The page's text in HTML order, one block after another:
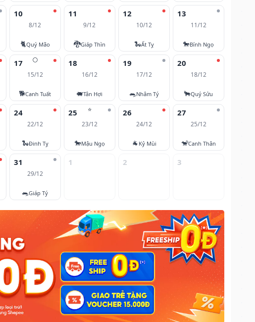
10
8/12
🐈Quý Mão
11
9/12
🐉Giáp Thìn
12
10/12
🐍Ất Tỵ
13
11/12
🐎Bính Ngọ
🌕
17
15/12
🐕Canh Tuất
18
16/12
🐖Tân Hợi
19
17/12
🐀Nhâm Tý
20
18/12
🐂Quý Sửu
24
22/12
🐍Đinh Tỵ
⭐
25
23/12
🐎Mậu Ngọ
26
24/12
🐐 Kỷ Mùi
27
25/12
🐒Canh Thân
31
29/12
🐀Giáp Tý
1 2 3